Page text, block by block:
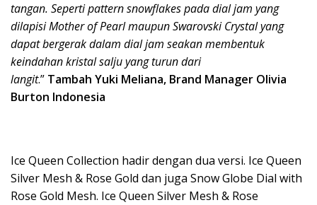
tangan. Seperti pattern snowflakes pada dial jam yang
dilapisi Mother of Pearl maupun Swarovski Crystal yang
dapat bergerak dalam dial jam seakan membentuk
keindahan kristal salju yang turun dari
langit.” Tambah Yuki Meliana, Brand Manager Olivia
Burton Indonesia
Ice Queen Collection hadir dengan dua versi. Ice Queen
Silver Mesh & Rose Gold dan juga Snow Globe Dial with
Rose Gold Mesh. Ice Queen Silver Mesh & Rose